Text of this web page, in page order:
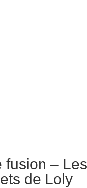
fusion – Les
de Loly